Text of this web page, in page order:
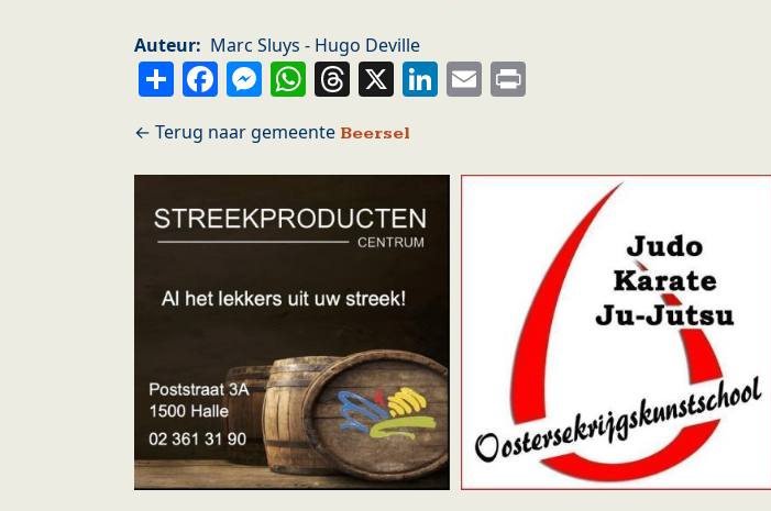
Auteur Marc Sluys - Hugo Deville
ShareFacebook
Messenger
WhatsApp
Threads
X LinkedIn
Email
Beersel